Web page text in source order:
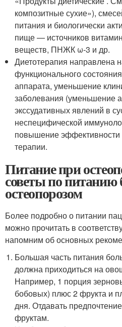
композитные сухие»),
питания и биологически
пище — источников
веществ, ПНЖК ω-3 и др.
Диетотерапия направлена
функционального
аппарата, уменьшение
заболевания (уменьшение
экссудативных явлений в
неспецифической
повышение эффективности
терапии.
Питание при
советы по
остеопорозом
Более подробно о питании
можно прочитать в
напомним об основных
Большая часть питания
должна приходиться на
Например, 1 порция
бобовых) плюс 2 фрукта и
дня. Отдавать
фруктам.